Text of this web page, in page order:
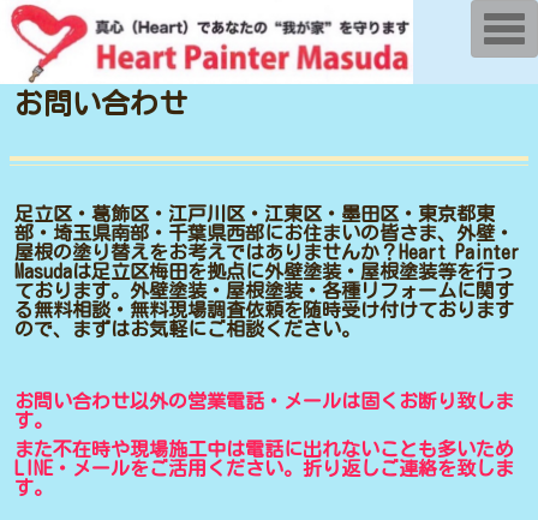
お問い合わせ
足立区・葛飾区・江戸川区・江東区・墨田区・東京都東
部・埼玉県南部・千葉県西部にお住まいの皆さま、外壁・
屋根の塗り替えをお考えではありませんか？Heart Painter
Masudaは足立区梅田を拠点に外壁塗装・屋根塗装等を行っ
ております。外壁塗装・屋根塗装・各種リフォームに関す
る無料相談・無料現場調査依頼を随時受け付けております
ので、まずはお気軽にご相談ください。
お問い合わせ以外の営業電話・メールは固くお断り致しま
す。
また不在時や現場施工中は電話に出れないことも多いため
LINE・メールをご活用ください。折り返しご連絡を致しま
す。
T
o
g
v
t
i
o
n